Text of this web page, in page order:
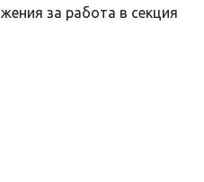
за работа в секция